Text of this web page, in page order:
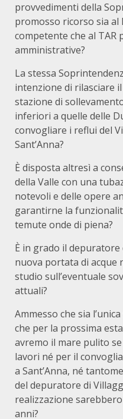
provvedimenti della
promosso ricorso sia
competente che al TAR
amministrative?
La stessa
intenzione di rilasciare
stazione di
inferiori a quelle delle
convogliare i reflui del
Sant’Anna?
È disposta altresì a
della Valle con una
notevoli e delle opere
garantirne la
temute onde di piena?
È in grado il depuratore
nuova portata di acque
studio sull’eventuale
attuali?
Ammesso che sia
che per la prossima
avremo il mare pulito
lavori né per il
a Sant’Anna, né
del depuratore di
realizzazione
anni?